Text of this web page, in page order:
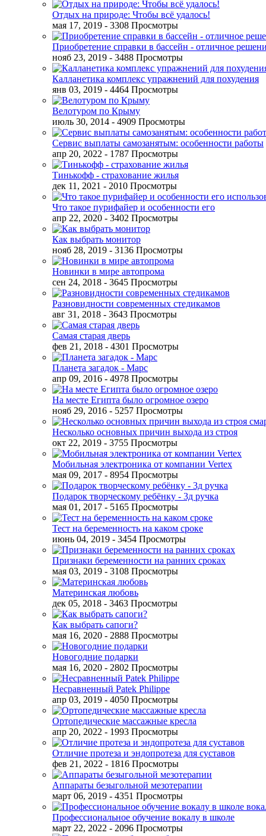
Отдых на природе: Чтобы всё удалось!
мая 17, 2019 - 3308 Просмотры
Приобретение справки в бассейн - отличное
нояб 23, 2019 - 3488 Просмотры
Калланетика комплекс упражнений для похудения
янв 03, 2019 - 4464 Просмотры
Велотуром по Крыму
июль 30, 2014 - 4909 Просмотры
Сервис выплаты самозанятым: особенности работы
апр 20, 2022 - 1787 Просмотры
Тинькофф - страхование жилья
дек 11, 2021 - 2010 Просмотры
Что такое пурифайер и особенности его
апр 22, 2020 - 3402 Просмотры
Как выбрать монитор
нояб 28, 2019 - 3136 Просмотры
Новинки в мире автопрома
сен 24, 2018 - 3645 Просмотры
Разновидности современных стедикамов
авг 31, 2018 - 3643 Просмотры
Самая старая дверь
фев 21, 2018 - 4301 Просмотры
Планета загадок - Марс
апр 09, 2016 - 4978 Просмотры
На месте Египта было огромное озеро
нояб 29, 2016 - 5257 Просмотры
Несколько основных причин выхода из строя
окт 22, 2019 - 3755 Просмотры
Мобильная электроника от компании Vertex
мая 09, 2017 - 8954 Просмотры
Подарок творческому ребёнку - 3д ручка
мая 01, 2017 - 5165 Просмотры
Тест на беременность на каком сроке
июнь 04, 2019 - 3454 Просмотры
Признаки беременности на ранних сроках
мая 03, 2019 - 3108 Просмотры
Материнская любовь
дек 05, 2018 - 3463 Просмотры
Как выбрать сапоги?
мая 16, 2020 - 2888 Просмотры
Новогодние подарки
мая 16, 2020 - 2802 Просмотры
Несравненный Patek Philippe
апр 03, 2019 - 4050 Просмотры
Ортопедические массажные кресла
апр 20, 2022 - 1993 Просмотры
Отличие протеза и эндопротеза для суставов
фев 21, 2022 - 1816 Просмотры
Аппараты безыгольной мезотерапии
март 06, 2019 - 4351 Просмотры
Профессиональное обучение вокалу в школе
март 22, 2022 - 2096 Просмотры